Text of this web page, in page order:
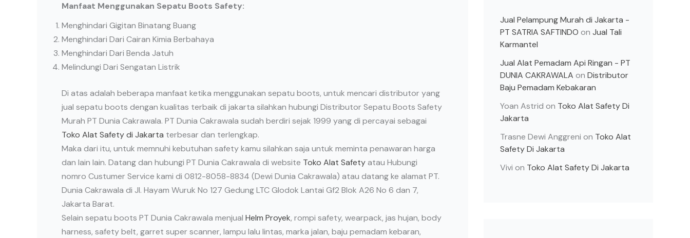
Manfaat Menggunakan Sepatu Boots Safety:
Menghindari Gigitan Binatang Buang
Menghindari Dari Cairan Kimia Berbahaya
Menghindari Dari Benda Jatuh
Melindungi Dari Sengatan Listrik
Di atas adalah beberapa manfaat ketika menggunakan sepatu boots, untuk mencari distributor yang
jual sepatu boots dengan kualitas terbaik di jakarta silahkan hubungi Distributor Sepatu Boots Safety
Murah PT Dunia Cakrawala. PT Dunia Cakrawala sudah berdiri sejak 1999 yang di percayai sebagai
Toko Alat Safety di Jakarta terbesar dan terlengkap.
Maka dari itu, untuk memnuhi kebutuhan safety kamu silahkan saja untuk meminta penawaran harga
dan lain lain. Datang dan hubungi PT Dunia Cakrawala di website Toko Alat Safetyatau Hubungi
nomro Custumer Service kami di 0812-8058-8834 (Dewi Dunia Cakrawala) atau datang ke alamat PT.
Dunia Cakrawala di Jl. Hayam Wuruk No 127 Gedung LTC Glodok Lantai Gf2 Blok A26 No 6 dan 7,
Jakarta Barat.
Selain sepatu boots PT Dunia Cakrawala menjual Helm Proyek, rompi safety, wearpack, jas hujan, body
harness, safety belt, garret super scanner, lampu lalu lintas, marka jalan, baju pemadam kebaran,
Jual Pelampung Murah di Jakarta -
PT SATRIA SAFTINDO on Jual Tali
Karmantel
Jual Alat Pemadam Api Ringan - PT
DUNIA CAKRAWALA on Distributor
Baju Pemadam Kebakaran
Yoan Astrid on Toko Alat Safety Di
Jakarta
Trasne Dewi Anggreni on Toko Alat
Safety Di Jakarta
Vivi on Toko Alat Safety Di Jakarta